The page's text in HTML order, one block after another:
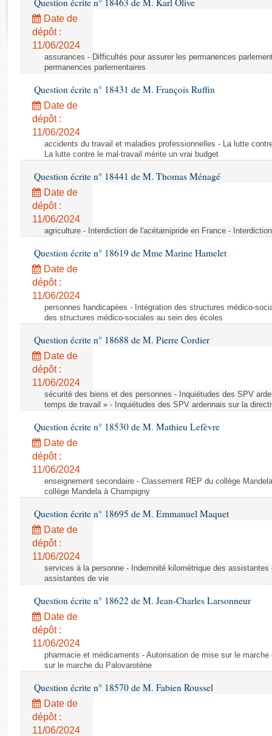
Rapports d'enquête
Rapports législatifs
Rapports sur l'application des lois
Baromètre de l’application des lois
Budget et sécurité sociale
Questions écrites et orales
Comptes rendus des débats
Question écrite n° 18463 de M. Karl Olive
Date de
dépôt :
11/06/2024
assurances - Difficultés pour assurer les permanences
permanences parlementaires
Question écrite n° 18431 de M. François Ruffin
Date de
dépôt :
11/06/2024
accidents du travail et maladies professionnelles - La lutte
La lutte contre le mal-travail mérite un vrai budget
Question écrite n° 18441 de M. Thomas Ménagé
Date de
dépôt :
11/06/2024
agriculture - Interdiction de l'acétamipride en France -
Question écrite n° 18619 de Mme Marine Hamelet
Date de
dépôt :
11/06/2024
personnes handicapées - Intégration des structures médico-
des structures médico-sociales au sein des écoles
Question écrite n° 18688 de M. Pierre Cordier
Date de
dépôt :
11/06/2024
sécurité des biens et des personnes - Inquiétudes des SPV
temps de travail » - Inquiétudes des SPV ardennais sur la
Question écrite n° 18530 de M. Mathieu Lefèvre
Date de
dépôt :
11/06/2024
enseignement secondaire - Classement REP du collège
collège Mandela à Champigny
Question écrite n° 18695 de M. Emmanuel Maquet
Date de
dépôt :
11/06/2024
services à la personne - Indemnité kilométrique des
assistantes de vie
Question écrite n° 18622 de M. Jean-Charles Larsonneur
Date de
dépôt :
11/06/2024
pharmacie et médicaments - Autorisation de mise sur le
sur le marche du Palovarotène
Question écrite n° 18570 de M. Fabien Roussel
Date de
dépôt :
11/06/2024